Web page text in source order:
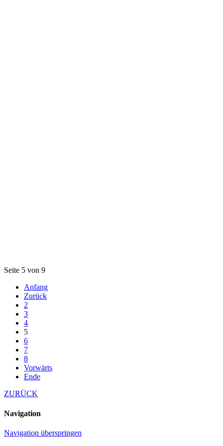
Seite 5 von 9
Anfang
Zurück
2
3
4
5
6
7
8
Vorwärts
Ende
ZURÜCK
Navigation
Navigation überspringen